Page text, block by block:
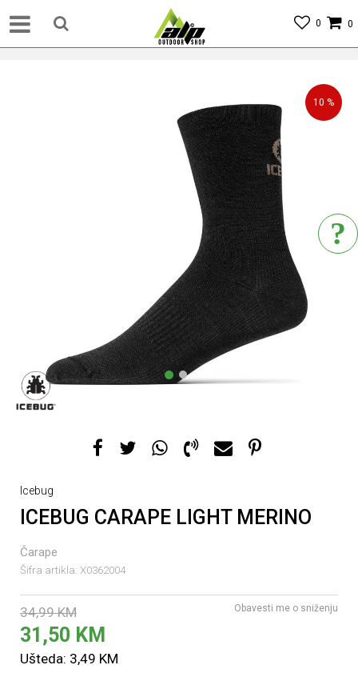
0
0
1 2
10 %
Icebug
ICEBUG CARAPE LIGHT MERINO
Čarape
Šifra artikla: X0362004
34,99 KM
31,50 KM
Ušteda: 3,49 KM
Obavesti me o sniženju